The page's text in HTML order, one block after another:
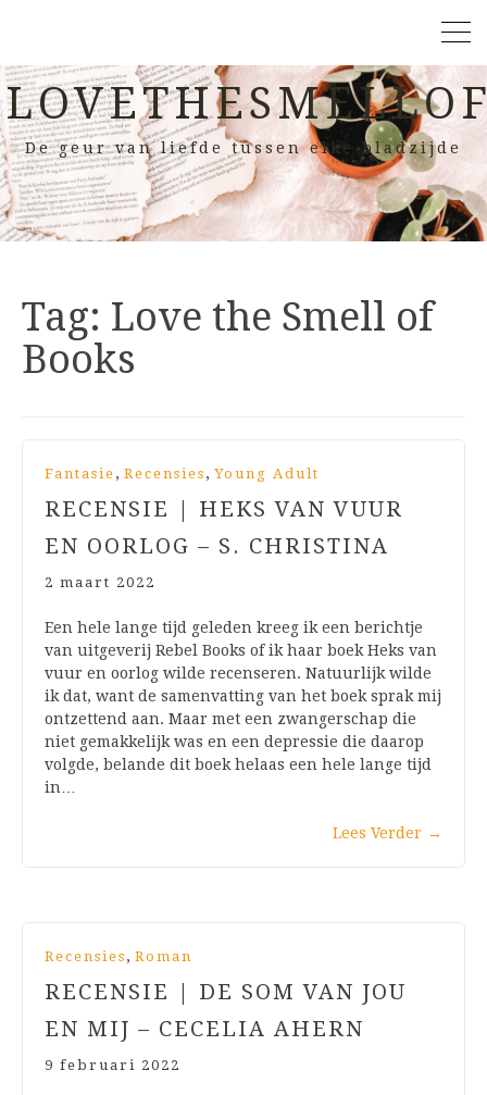
De geur van liefde tussen elke bladzijde
Tag: Love the Smell of
Books
Fantasie , Recensies , Young Adult
RECENSIE | HEKS VAN VUUR
EN OORLOG – S. CHRISTINA
2 maart 2022
Een hele lange tijd geleden kreeg ik een berichtje
van uitgeverij Rebel Books of ik haar boek Heks van
vuur en oorlog wilde recenseren. Natuurlijk wilde
ik dat, want de samenvatting van het boek sprak mij
ontzettend aan. Maar met een zwangerschap die
niet gemakkelijk was en een depressie die daarop
volgde, belande dit boek helaas een hele lange tijd
in…
Lees Verder →
Recensies , Roman
RECENSIE | DE SOM VAN JOU
EN MIJ – CECELIA AHERN
9 februari 2022